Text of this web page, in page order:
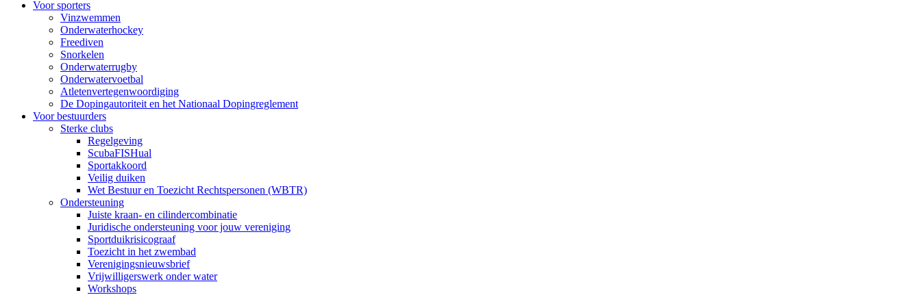
Voor sporters
Vinzwemmen
Onderwaterhockey
Freediven
Snorkelen
Onderwaterrugby
Onderwatervoetbal
Atletenvertegenwoordiging
De Dopingautoriteit en het Nationaal Dopingreglement
Voor bestuurders
Sterke clubs
Regelgeving
ScubaFISHual
Sportakkoord
Veilig duiken
Wet Bestuur en Toezicht Rechtspersonen (WBTR)
Ondersteuning
Juiste kraan- en cilindercombinatie
Juridische ondersteuning voor jouw vereniging
Sportduikrisicograaf
Toezicht in het zwembad
Verenigingsnieuwsbrief
Vrijwilligerswerk onder water
Workshops